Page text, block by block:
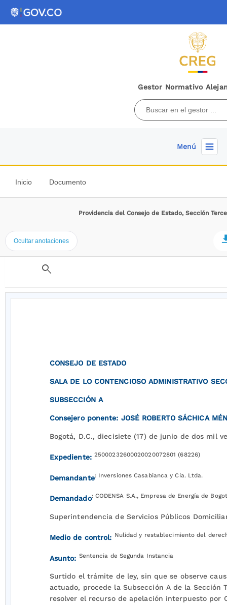
Gestor Normativo
Menú
Inicio Documento
Providencia del Consejo de Estado, Sección
Ocultar anotaciones
search
CONSEJO DE ESTADO
SALA DE LO CONTENCIOSO ADMINISTRATIVO
SUBSECCIÓN A
Consejero ponente: JOSÉ ROBERTO SÁCHICA
Bogotá, D.C., diecisiete (17) de junio de dos mil
Expediente: 25000232600020020072801 (68226)
Demandante: Inversiones Casabianca y Cía. Ltda.
Demandado: CODENSA S.A., Empresa de Energía de
Superintendencia de Servicios Públicos
Medio de control: Nulidad y restablecimiento del
Asunto: Sentencia de Segunda Instancia
Surtido el trámite de ley, sin que se observe
actuado, procede la Subsección A de la Sección
resolver el recurso de apelación interpuesto por